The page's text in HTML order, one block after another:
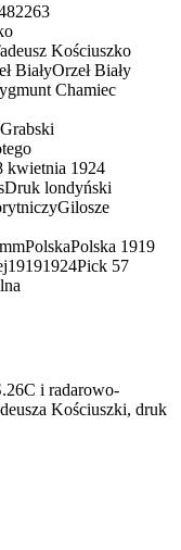
Kościuszko
BiałyOrzeł Biały
Chamiec
kwietnia 1924
Druk londyński
Gilosze
PolskaPolska 1919
19191924Pick 57